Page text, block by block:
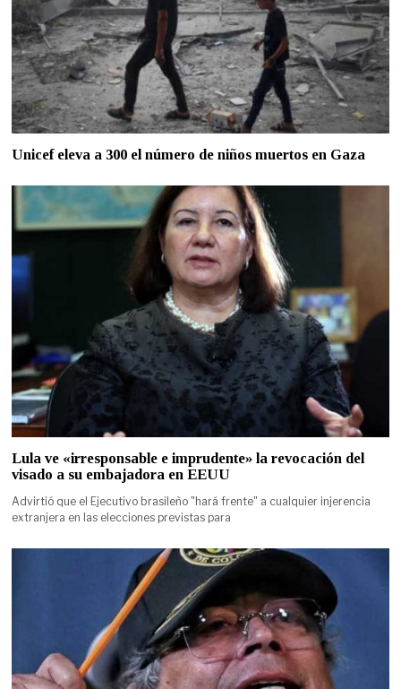
Unicef eleva a 300 el número de niños muertos en Gaza
Lula ve «irresponsable e imprudente» la revocación del
visado a su embajadora en EEUU
Advirtió que el Ejecutivo brasileño "hará frente" a cualquier injerencia
extranjera en las elecciones previstas para